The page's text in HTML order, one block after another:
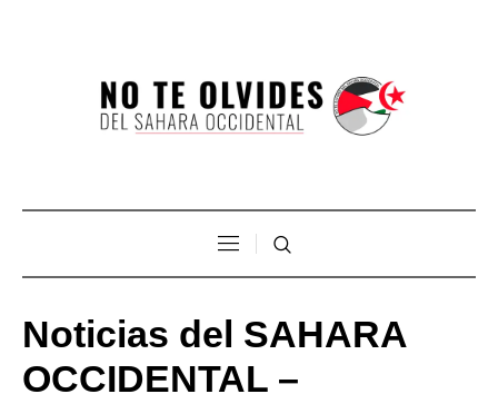
Noticias del SAHARA
OCCIDENTAL –